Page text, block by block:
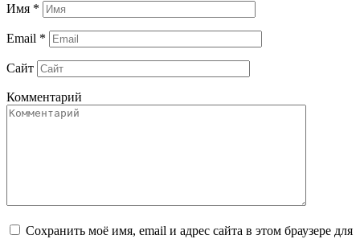
Имя *
Email *
Сайт
Комментарий
Сохранить моё имя, email и адрес сайта в этом браузере для